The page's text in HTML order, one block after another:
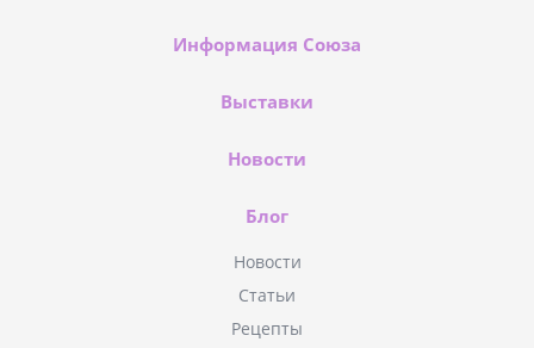
Информация Союза
Выставки
Новости
Блог
Новости
Статьи
Рецепты